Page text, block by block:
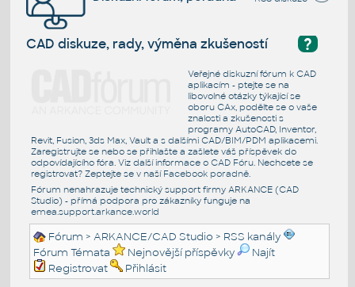
?
CAD diskuze, rady, výměna zkušeností
Veřejné diskuzní fórum k CAD
aplikacím - ptejte se na
libovolné otázky týkající se
oboru CAx, podělte se o vaše
znalosti a zkušenosti s
programy AutoCAD, Inventor,
Revit, Fusion, 3ds Max, Vault a s dalšími CAD/BIM/PDM aplikacemi.
Zaregistrujte se nebo se přihlašte a zašlete váš příspěvek do
odpovídajícího fóra. Viz další informace o CAD Fóru. Nechcete se
registrovat? Zeptejte se v naší Facebook poradně.
Fórum nenahrazuje technický support firmy ARKANCE (CAD
Studio) - přímá podpora pro zákazníky funguje na
emea.support.arkance.world
Fórum >ARKANCE/CAD Studio > RSS kanály
Fórum Témata
Nejnovější příspěvky
Najít
Registrovat
Přihlásit